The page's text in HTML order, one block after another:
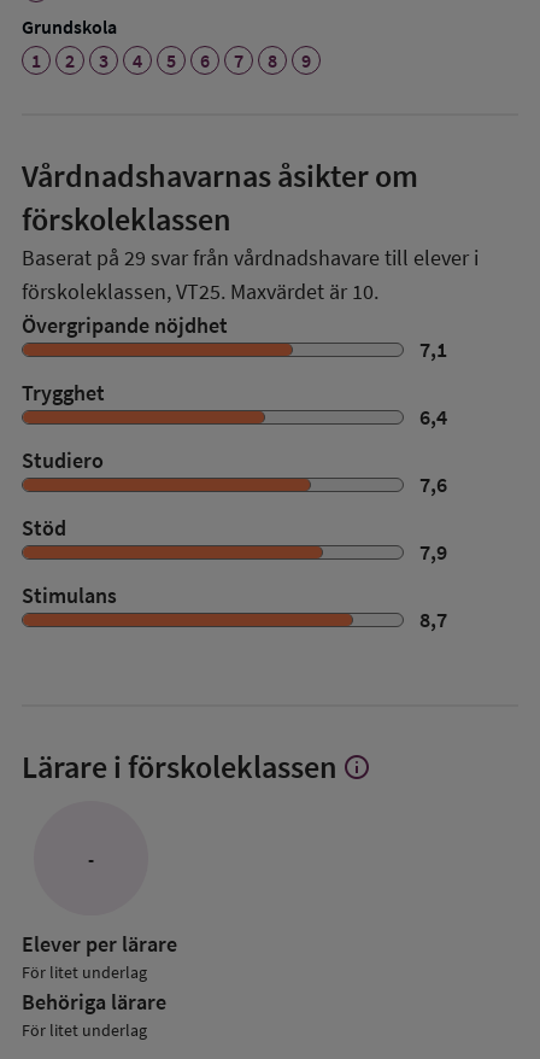
Grundskola
1
2 3 4 5 6 7 8 9
Vårdnadshavarnas åsikter om
förskoleklassen
Baserat på 29 svar från vårdnadshavare till elever i
förskoleklassen,VT25. Maxvärdet är 10.
Övergripande nöjdhet
7,1
Trygghet
6,4
Studiero
7,6
Stöd
7,9
Stimulans
8,7
Lärare i förskoleklassen Visa
info
-
Elever per lärare
För litet underlag
Behöriga lärare
För litet underlag